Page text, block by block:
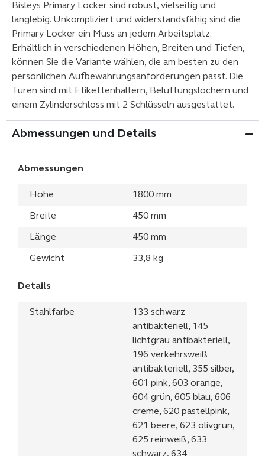
Bisleys Primary Locker sind robust, vielseitig und
langlebig. Unkompliziert und widerstandsfähig sind die
Primary Locker ein Muss an jedem Arbeitsplatz.
Erhältlich in verschiedenen Höhen, Breiten und Tiefen,
können Sie die Variante wählen, die am besten zu den
persönlichen Aufbewahrungsanforderungen passt. Die
Türen sind mit Etikettenhaltern, Belüftungslöchern und
einem Zylinderschloss mit 2 Schlüsseln ausgestattet.
Abmessungen und Details
Abmessungen
Höhe 1800 mm
Breite 450 mm
Länge 450 mm
Gewicht 33,8 kg
Details
Stahlfarbe
133 schwarz
antibakteriell, 145
lichtgrau antibakteriell,
196 verkehrsweiß
antibakteriell, 355 silber,
601 pink, 603 orange,
604 grün, 605 blau, 606
creme, 620 pastellpink,
621 beere, 623 olivgrün,
625 reinweiß, 633